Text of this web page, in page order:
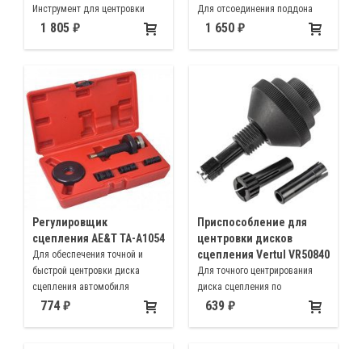
Инструмент для центровки
диска сцепления в наборе,
1 805
Для отсоединения поддона
картера от блока двигателя,
1 650
Регулировщик
сцепления AE&T TA-A1054
Для обеспечения точной и
быстрой центровки диска
сцепления автомобиля
774
Приспособление для
центровки дисков
сцепления Vertul VR50840
Для точного центрирования
диска сцепления по
отношению к нажимному диску
639